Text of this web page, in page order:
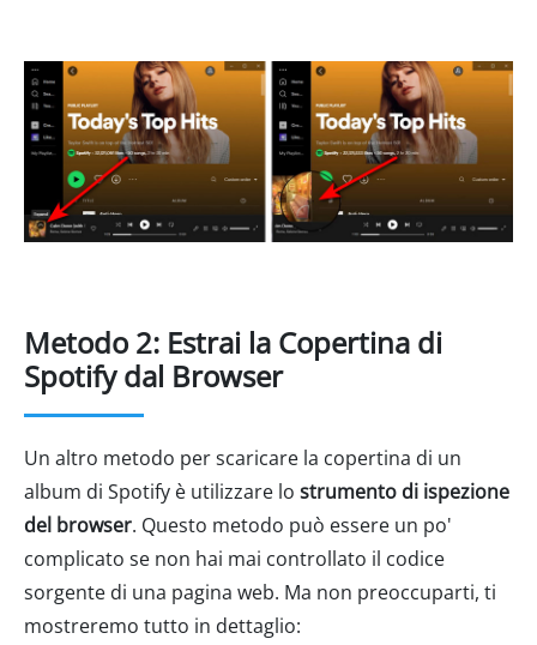
Metodo 2: Estrai la Copertina di
Spotify dal Browser
Un altro metodo per scaricare la copertina di un
album di Spotify è utilizzare lo strumento di ispezione
del browser. Questo metodo può essere un po'
complicato se non hai mai controllato il codice
sorgente di una pagina web. Ma non preoccuparti, ti
mostreremo tutto in dettaglio: